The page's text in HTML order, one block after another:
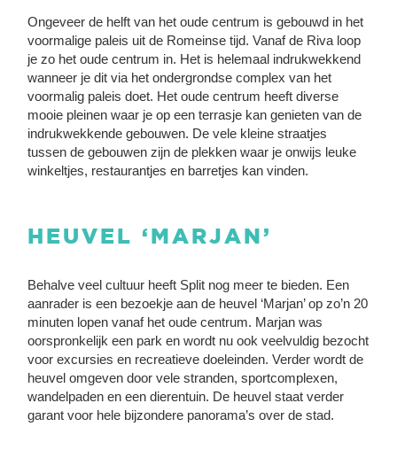
Ongeveer de helft van het oude centrum is gebouwd in het
voormalige paleis uit de Romeinse tijd. Vanaf de Riva loop
je zo het oude centrum in. Het is helemaal indrukwekkend
wanneer je dit via het ondergrondse complex van het
voormalig paleis doet. Het oude centrum heeft diverse
mooie pleinen waar je op een terrasje kan genieten van de
indrukwekkende gebouwen. De vele kleine straatjes
tussen de gebouwen zijn de plekken waar je onwijs leuke
winkeltjes, restaurantjes en barretjes kan vinden.
HEUVEL ‘MARJAN’
Behalve veel cultuur heeft Split nog meer te bieden. Een
aanrader is een bezoekje aan de heuvel ‘Marjan’ op zo’n 20
minuten lopen vanaf het oude centrum. Marjan was
oorspronkelijk een park en wordt nu ook veelvuldig bezocht
voor excursies en recreatieve doeleinden. Verder wordt de
heuvel omgeven door vele stranden, sportcomplexen,
wandelpaden en een dierentuin. De heuvel staat verder
garant voor hele bijzondere panorama’s over de stad.